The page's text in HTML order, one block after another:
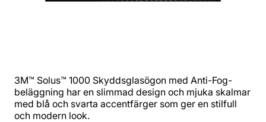
3M™ Solus™ 1000 Skyddsglasögon med Anti-Fog-
beläggning har en slimmad design och mjuka skalmar
med blå och svarta accentfärger som ger en stilfull
och modern look.